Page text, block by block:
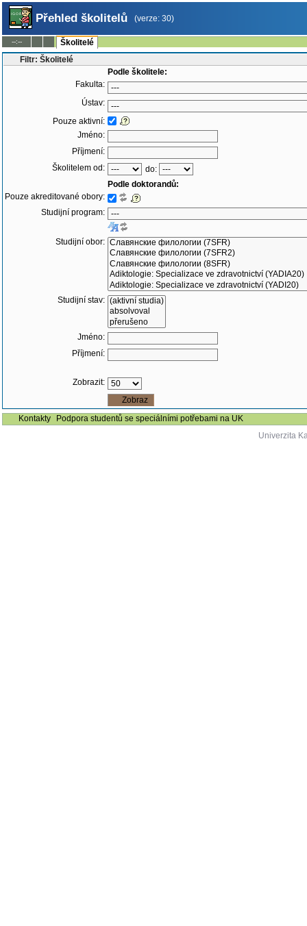
Přehled školitelů (verze: 30)
--:--
Školitelé
Filtr: Školitelé
Podle školitele:
Fakulta:
Ústav:
Pouze aktivní:
Jméno:
Příjmení:
Školitelem od:
do:
Podle doktorandů:
Pouze akreditované obory:
Studijní program:
Studijní obor:
Studijní stav:
Jméno:
Příjmení:
Zobrazit:
Kontakty
Podpora studentů se speciálními potřebami na UK
Univerzita